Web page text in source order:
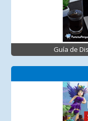
Guía de